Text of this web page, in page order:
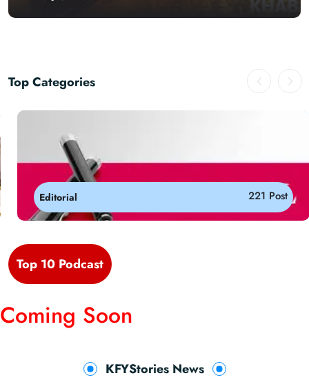
Top Categories
Sports 209 Post
Top 10 Podcast
Coming Soon
KFYStories News